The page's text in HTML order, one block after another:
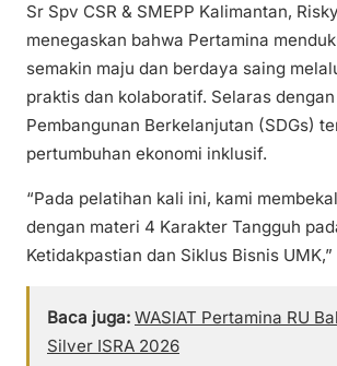
Sr Spv CSR & SMEPP Kalimantan,
menegaskan bahwa Pertamina
semakin maju dan berdaya saing
praktis dan kolaboratif. Selaras
Pembangunan Berkelanjutan (SDGs)
pertumbuhan ekonomi inklusif.
“Pada pelatihan kali ini, kami
dengan materi 4 Karakter Tangguh
Ketidakpastian dan Siklus Bisnis
Baca juga: WASIAT Pertamina RU
Silver ISRA 2026